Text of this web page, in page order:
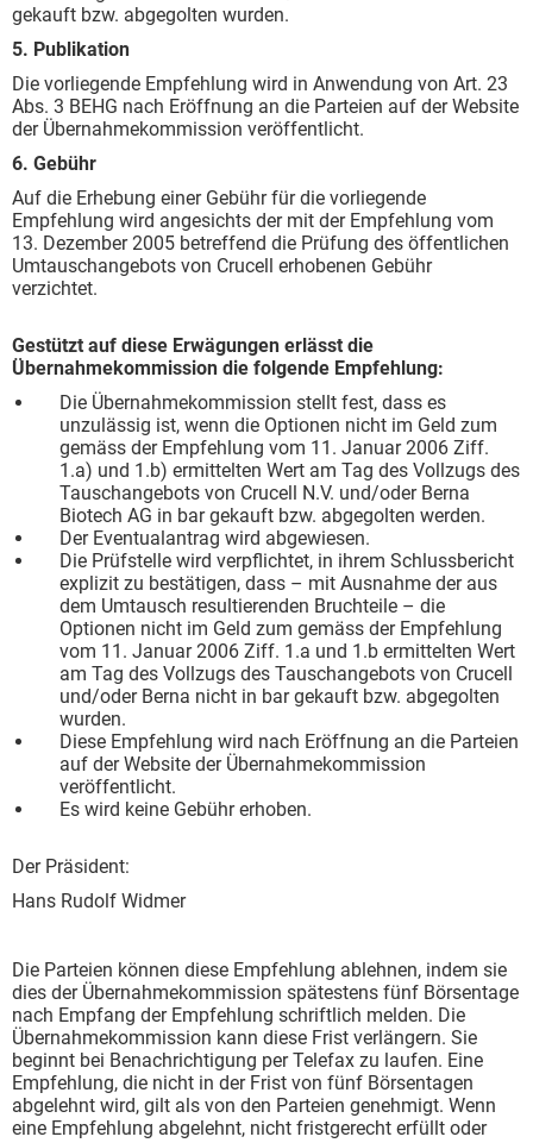
gekauft bzw. abgegolten wurden.
5. Publikation
Die vorliegende Empfehlung wird in Anwendung von Art. 23
Abs. 3 BEHG nach Eröffnung an die Parteien auf der Website
der Übernahmekommission veröffentlicht.
6. Gebühr
Auf die Erhebung einer Gebühr für die vorliegende
Empfehlung wird angesichts der mit der Empfehlung vom
13. Dezember 2005 betreffend die Prüfung des öffentlichen
Umtauschangebots von Crucell erhobenen Gebühr
verzichtet.
Gestützt auf diese Erwägungen erlässt die
Übernahmekommission die folgende Empfehlung:
Die Übernahmekommission stellt fest, dass es
unzulässig ist, wenn die Optionen nicht im Geld zum
gemäss der Empfehlung vom 11. Januar 2006 Ziff.
1.a) und 1.b) ermittelten Wert am Tag des Vollzugs des
Tauschangebots von Crucell N.V. und/oder Berna
Biotech AG in bar gekauft bzw. abgegolten werden.
Der Eventualantrag wird abgewiesen.
Die Prüfstelle wird verpflichtet, in ihrem Schlussbericht
explizit zu bestätigen, dass – mit Ausnahme der aus
dem Umtausch resultierenden Bruchteile – die
Optionen nicht im Geld zum gemäss der Empfehlung
vom 11. Januar 2006 Ziff. 1.a und 1.b ermittelten Wert
am Tag des Vollzugs des Tauschangebots von Crucell
und/oder Berna nicht in bar gekauft bzw. abgegolten
wurden.
Diese Empfehlung wird nach Eröffnung an die Parteien
auf der Website der Übernahmekommission
veröffentlicht.
Es wird keine Gebühr erhoben.
Der Präsident:
Hans Rudolf Widmer
Die Parteien können diese Empfehlung ablehnen, indem sie
dies der Übernahmekommission spätestens fünf Börsentage
nach Empfang der Empfehlung schriftlich melden. Die
Übernahmekommission kann diese Frist verlängern. Sie
beginnt bei Benachrichtigung per Telefax zu laufen. Eine
Empfehlung, die nicht in der Frist von fünf Börsentagen
abgelehnt wird, gilt als von den Parteien genehmigt. Wenn
eine Empfehlung abgelehnt, nicht fristgerecht erfüllt oder